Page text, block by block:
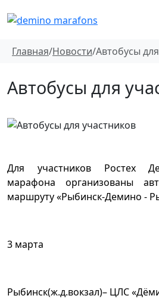
Главная/Новости/Автобусы
Автобусы для
Для участников Ростех
марафона организованы
маршруту «Рыбинск-Демино -
3 марта
Рыбинск(ж.д.вокзал)– ЦЛС